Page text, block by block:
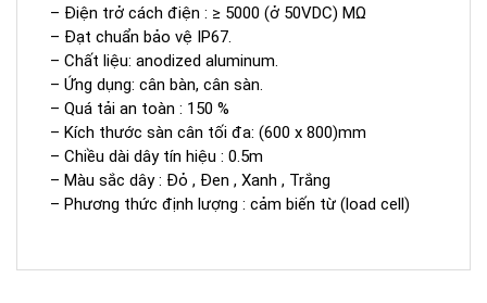
– Điện trở cách điện : ≥ 5000 (ở 50VDC) MΩ
– Đạt chuẩn bảo vệ IP67.
– Chất liệu: anodized aluminum.
– Ứng dụng: cân bàn, cân sàn.
– Quá tải an toàn : 150 %
– Kích thước sàn cân tối đa: (600 x 800)mm
– Chiều dài dây tín hiệu : 0.5m
– Màu sắc dây : Đỏ , Đen , Xanh , Trắng
– Phương thức định lượng : cảm biến từ (load cell)